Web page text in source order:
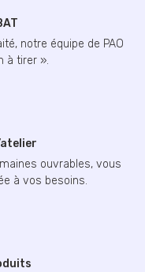
notre équipe de PAO
à tirer ».
ouvrables, vous
à vos besoins.